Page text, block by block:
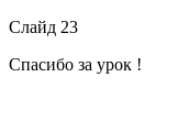
Слайд 23
Спасибо за урок !